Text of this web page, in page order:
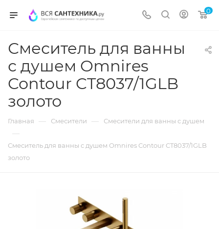
0
Смеситель для ванны
с душем Omnires
Contour CT8037/1GLB
золото
Главная — Смесители — Смесители для ванны с душем
—
Смеситель для ванны с душем Omnires Contour CT8037/1GLB
золото